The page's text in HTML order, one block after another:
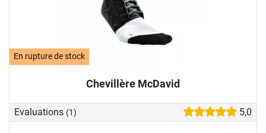
En rupture de stock
Chevillère McDavid
Evaluations (1) 5,0